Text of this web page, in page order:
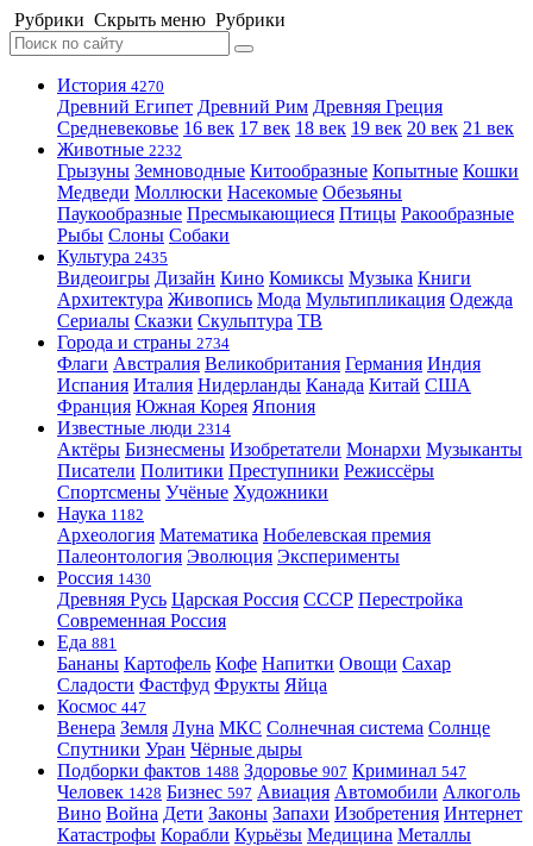
Рубрики Скрыть меню Рубрики
История 4270
Древний Египет Древний Рим Древняя Греция
Средневековье 16 век 17 век 18 век 19 век 20 век 21 век
Животные 2232
Грызуны Земноводные Китообразные Копытные Кошки
Медведи Моллюски Насекомые Обезьяны
Паукообразные Пресмыкающиеся Птицы Ракообразные
Рыбы Слоны Собаки
Культура 2435
Видеоигры Дизайн Кино Комиксы Музыка Книги
Архитектура Живопись Мода Мультипликация Одежда
Сериалы Сказки Скульптура ТВ
Города и страны 2734
Флаги Австралия Великобритания Германия Индия
Испания Италия Нидерланды Канада Китай США
Франция Южная Корея Япония
Известные люди 2314
Актёры Бизнесмены Изобретатели Монархи Музыканты
Писатели Политики Преступники Режиссёры
Спортсмены Учёные Художники
Наука 1182
Археология Математика Нобелевская премия
Палеонтология Эволюция Эксперименты
Россия 1430
Древняя Русь Царская Россия СССР Перестройка
Современная Россия
Еда 881
Бананы Картофель Кофе Напитки Овощи Сахар
Сладости Фастфуд Фрукты Яйца
Космос 447
Венера Земля Луна МКС Солнечная система Солнце
Спутники Уран Чёрные дыры
Подборки фактов 1488 Здоровье 907 Криминал 547
Человек 1428 Бизнес 597 Авиация Автомобили Алкоголь
Вино Война Дети Законы Запахи Изобретения Интернет
Катастрофы Корабли Курьёзы Медицина Металлы